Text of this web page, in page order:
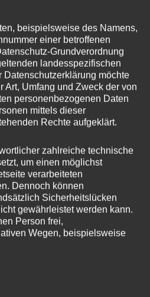
pfälzischen
und fragte beim
nach.
zu „Aktuelle
In seiner
zu geben, das die
452hcKI
beispielsweise des Namens,
einer betroffenen
Grundverordnung
landesspezifischen
möchte
Art, Umfang und Zweck der von
personenbezogenen Daten
mittels dieser
Rechte aufgeklärt.
zahlreiche technische
um einen möglichst
verarbeiteten
Dennoch können
Sicherheitslücken
gewährleistet werden kann.
Person frei,
Wegen, beispielsweise